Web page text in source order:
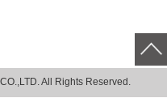
All Rights Reserved.